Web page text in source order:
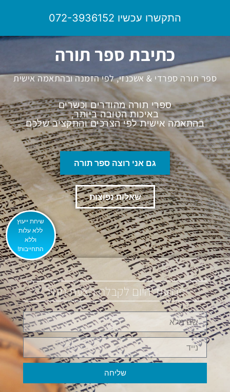
התקשרו עכשיו 072-3936152
כתיבת ספר תורה
ספר תורה ספרדי & אשכנזי, לפי הזמנה ובהתאמה אישית
ספרי תורה מהודרים וכשרים
באיכות הטובה ביותר,
בהתאמה אישית לפי הצרכים והתקציב שלכם
גם אני רוצה ספר תורה
שאלות נפוצות
שיחת ייעוץ
ללא עלות
וללא
התחייבות!
פנו עוד היום לקבלת הצעת מחיר
שליחה